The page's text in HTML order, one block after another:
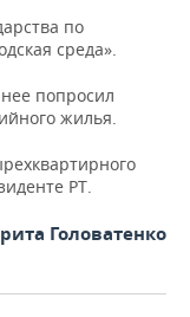
по
среда».
попросил
жилья.
РТ.
Головатенко